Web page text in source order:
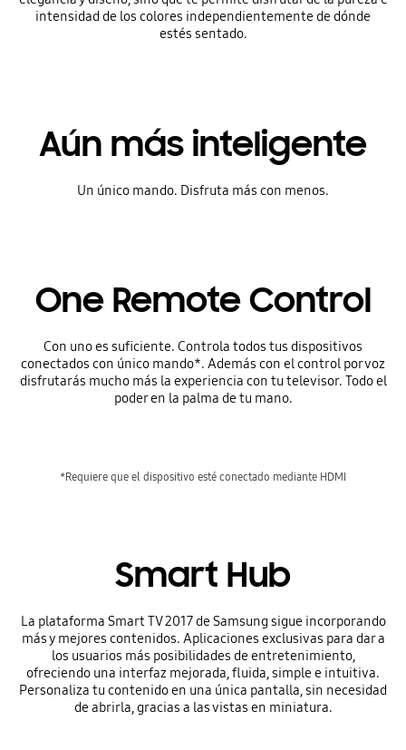
intensidad de los colores independientemente de dónde
estés sentado.
Aún más inteligente
Un único mando. Disfruta más con menos.
One Remote Control
Con uno es suficiente. Controla todos tus dispositivos
conectados con único mando*. Además con el control por voz
disfrutarás mucho más la experiencia con tu televisor. Todo el
poder en la palma de tu mano.
*Requiere que el dispositivo esté conectado mediante HDMI
Smart Hub
La plataforma Smart TV 2017 de Samsung sigue incorporando
más y mejores contenidos. Aplicaciones exclusivas para dar a
los usuarios más posibilidades de entretenimiento,
ofreciendo una interfaz mejorada, fluida, simple e intuitiva.
Personaliza tu contenido en una única pantalla, sin necesidad
de abrirla, gracias a las vistas en miniatura.